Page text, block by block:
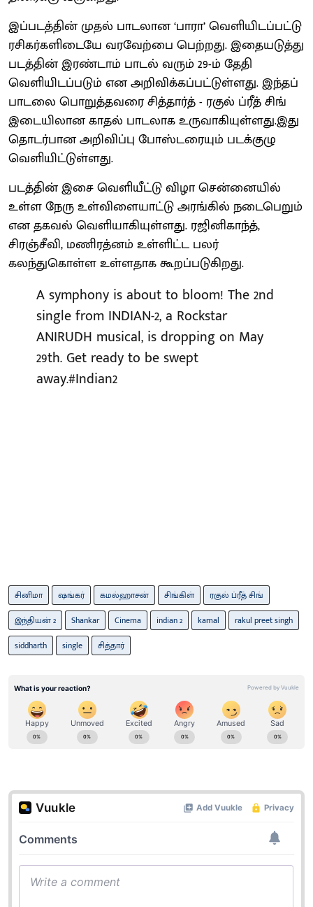
இப்படத்தின் முதல் பாடலான ‘பாரா’ வெளியிடப்பட்டு
ரசிகர்களிடையே வரவேற்பை பெற்றது. இதையடுத்து
படத்தின் இரண்டாம் பாடல் வரும் 29-ம் தேதி
வெளியிடப்படும் என அறிவிக்கப்பட்டுள்ளது. இந்தப்
பாடலை பொறுத்தவரை சித்தார்த் - ரகுல் ப்ரீத் சிங்
இடையிலான காதல் பாடலாக உருவாகியுள்ளது.இது
தொடர்பான அறிவிப்பு போஸ்டரையும் படக்குழு
வெளியிட்டுள்ளது.
படத்தின் இசை வெளியீட்டு விழா சென்னையில்
உள்ள நேரு உள்விளையாட்டு அரங்கில் நடைபெறும்
என தகவல் வெளியாகியுள்ளது. ரஜினிகாந்த்,
சிரஞ்சீவி, மணிரத்னம் உள்ளிட்ட பலர்
கலந்துகொள்ள உள்ளதாக கூறப்படுகிறது.
A symphony is about to bloom! The 2nd
single from INDIAN-2, a Rockstar
ANIRUDH musical, is dropping on May
29th. Get ready to be swept
away.#Indian2
சினிமா ஷங்கர் கமல்ஹாசன் சிங்கிள்
ரகுல் ப்ரீத் சிங்
இந்தியன் 2
Shankar Cinema indian 2 kamal
rakul preet singh
siddharth
single சித்தார்